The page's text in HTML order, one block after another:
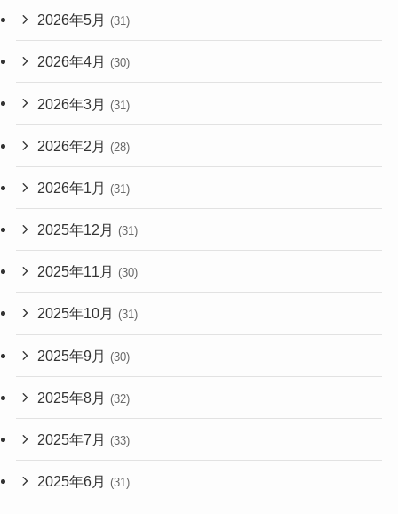
2026年5月 (31)
2026年4月 (30)
2026年3月 (31)
2026年2月 (28)
2026年1月 (31)
2025年12月 (31)
2025年11月 (30)
2025年10月 (31)
2025年9月 (30)
2025年8月 (32)
2025年7月 (33)
2025年6月 (31)